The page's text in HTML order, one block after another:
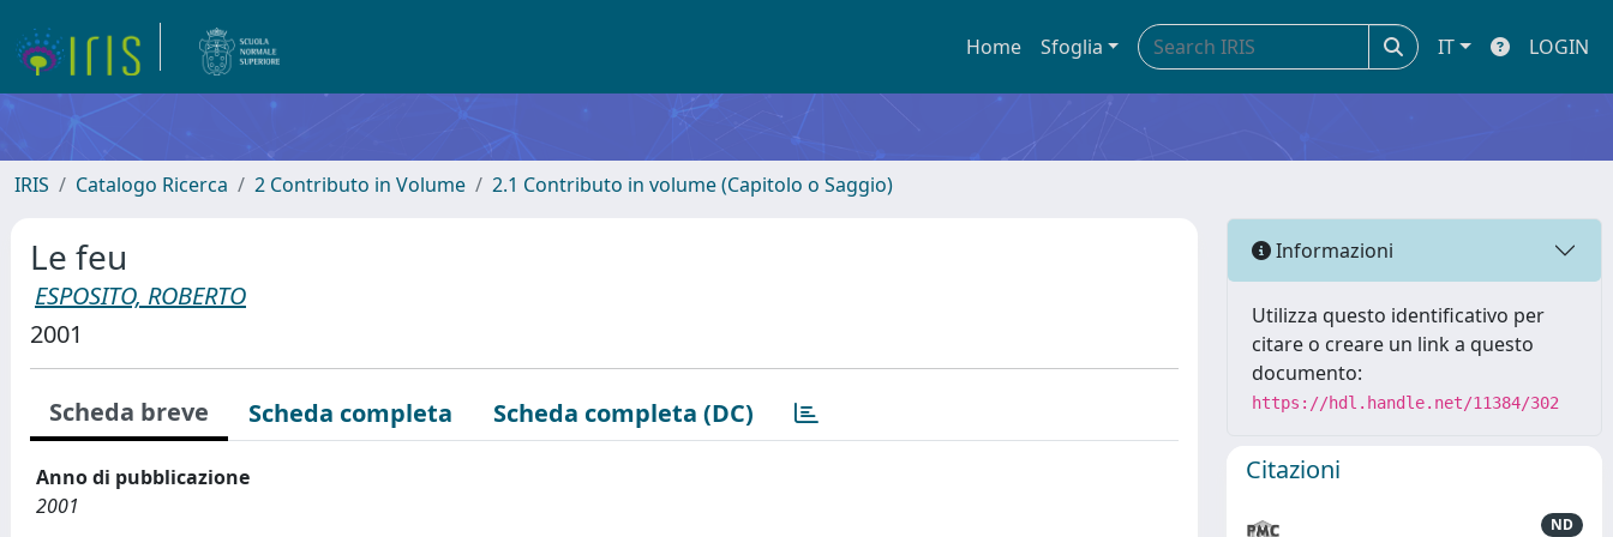
Home Sfoglia IT LOGIN
IRIS Catalogo Ricerca 2 Contributo in Volume 2.1 Contributo in volume (Capitolo o Saggio)
Le feu
ESPOSITO, ROBERTO
2001
Scheda breve Scheda completa Scheda completa (DC)
Anno di pubblicazione
2001
Informazioni
Utilizza questo identificativo per
citare o creare un link a questo
documento:
https://hdl.handle.net/11384/302
Citazioni
ND